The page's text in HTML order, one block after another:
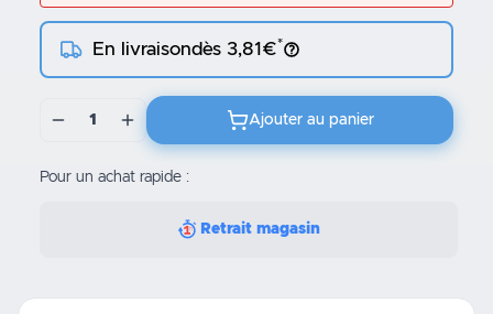
En livraisondès 3,81€*
1 Ajouter au panier
Pour un achat rapide :
Retrait magasin